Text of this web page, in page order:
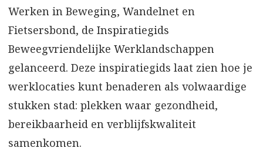
Werken in Beweging, Wandelnet en
Fietsersbond, de Inspiratiegids
Beweegvriendelijke Werklandschappen
gelanceerd. Deze inspiratiegids laat zien hoe je
werklocaties kunt benaderen als volwaardige
stukken stad: plekken waar gezondheid,
bereikbaarheid en verblijfskwaliteit
samenkomen.